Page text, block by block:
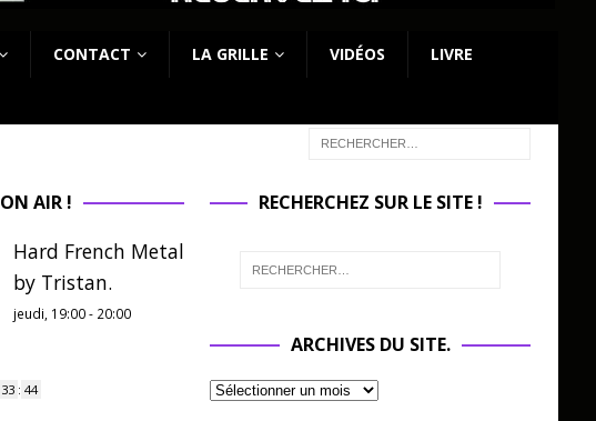
CONTACT LA GRILLE VIDÉOS LIVRE
ON AIR !
Hard French Metal
by Tristan.
jeudi, 19:00 - 20:00
33 : 43
RECHERCHEZ SUR LE SITE !
ARCHIVES DU SITE.